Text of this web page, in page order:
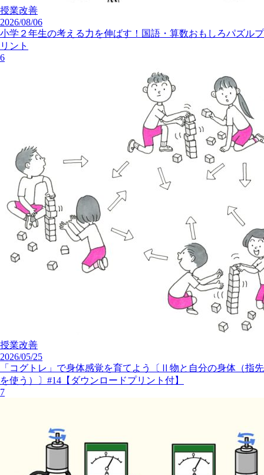
授業改善
2026/08/06
小学２年生の考える力を伸ばす！国語・算数おもしろパズルプ
リント
6
授業改善
2026/05/25
「コグトレ」で身体感覚を育てよう〔Ⅱ物と自分の身体（指先
を使う）〕#14【ダウンロードプリント付】
7